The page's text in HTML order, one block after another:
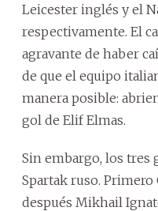
Leicester inglés y el
respectivamente. El
agravante de haber
de que el equipo
manera posible:
gol de Elif Elmas.
Sin embargo, los tres
Spartak ruso. Primero
después Mikhail